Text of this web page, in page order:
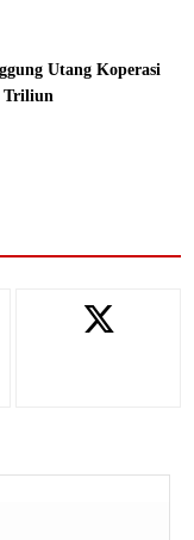
Utang Koperasi
Triliun